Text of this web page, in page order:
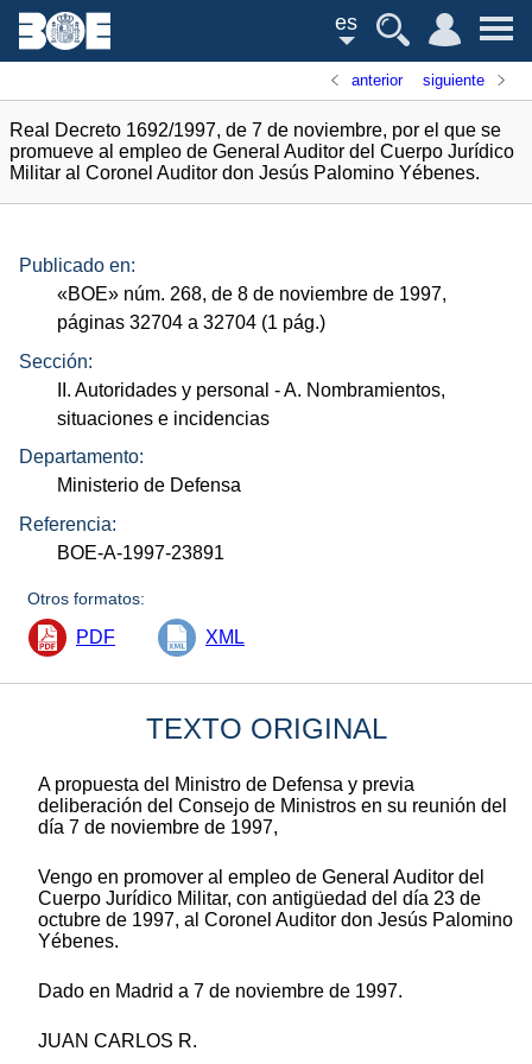
es
anterior siguiente
Real Decreto 1692/1997, de 7 de noviembre, por el que se
promueve al empleo de General Auditor del Cuerpo Jurídico
Militar al Coronel Auditor don Jesús Palomino Yébenes.
Publicado en:
«BOE» núm. 268, de 8 de noviembre de 1997,
páginas 32704 a 32704 (1 pág.)
Sección:
II. Autoridades y personal - A. Nombramientos,
situaciones e incidencias
Departamento:
Ministerio de Defensa
Referencia:
BOE-A-1997-23891
Otros formatos:
PDF XML
TEXTO ORIGINAL
A propuesta del Ministro de Defensa y previa
deliberación del Consejo de Ministros en su reunión del
día 7 de noviembre de 1997,
Vengo en promover al empleo de General Auditor del
Cuerpo Jurídico Militar, con antigüedad del día 23 de
octubre de 1997, al Coronel Auditor don Jesús Palomino
Yébenes.
Dado en Madrid a 7 de noviembre de 1997.
JUAN CARLOS R.